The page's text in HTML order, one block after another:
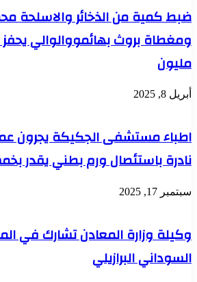
ضبط كمية من الذخائر والاسلحة
مليون
أبريل 8, 2025
اطباء مستشفى الجكيكة يجرون
نادرة باستئصال ورم بطني يقدر
سبتمبر 17, 2025
وكيلة وزارة المعادن تشارك في
السوداني البرازيلي